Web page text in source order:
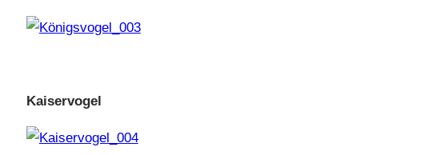
Kaiservogel